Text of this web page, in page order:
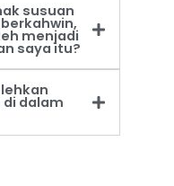
susuan
menjadi
saya itu?
dalam